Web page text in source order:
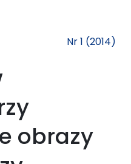
Nr 1 (2014)
obrazy